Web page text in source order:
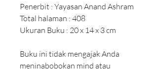
Penerbit : Yayasan Anand Ashram
Total halaman : 408
Ukuran Buku : 20 x 14 x 3 cm
Buku ini tidak mengajak Anda
meninabobokan mind atau